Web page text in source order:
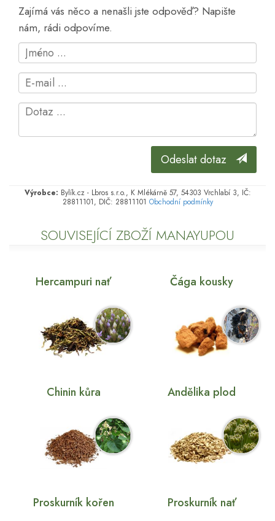
Zajímá vás něco a nenašli jste odpověď? Napište
nám, rádi odpovíme.
Odeslat dotaz
Výrobce: Bylík.cz - Lbros s.r.o., K Mlékárně 57, 54303 Vrchlabí 3, IČ:
28811101, DIČ: 28811101 Obchodní podmínky
SOUVISEJÍCÍ ZBOŽÍ MANAYUPOU
Hercampuri nať Čága kousky
Chinin kůra Andělika plod
Proskurník kořen Proskurník nať